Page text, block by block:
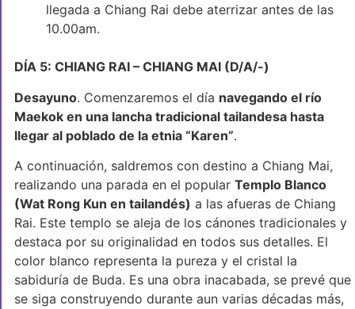
llegada a Chiang Rai debe aterrizar antes de las
10.00am.
DÍA 5: CHIANG RAI – CHIANG MAI (D/A/-)
Desayuno. Comenzaremos el día navegando el río
Maekok en una lancha tradicional tailandesa hasta
llegar al poblado de la etnia “Karen”.
A continuación, saldremos con destino a Chiang Mai,
realizando una parada en el popular Templo Blanco
(Wat Rong Kun en tailandés) a las afueras de Chiang
Rai. Este templo se aleja de los cánones tradicionales y
destaca por su originalidad en todos sus detalles. El
color blanco representa la pureza y el cristal la
sabiduría de Buda. Es una obra inacabada, se prevé que
se siga construyendo durante aun varias décadas más,